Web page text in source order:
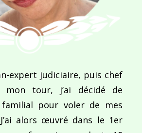
expert judiciaire, puis chef
mon tour, j’ai décidé de
pour voler de mes
alors œuvré dans le 1er